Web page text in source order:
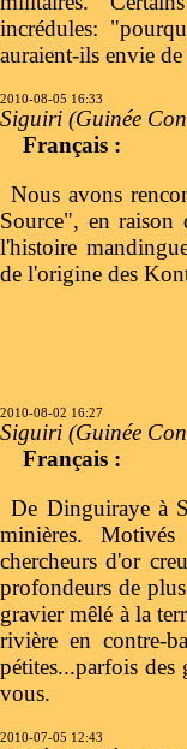
incrédules:
auraient-ils envie
2010-08-05 16:33
Siguiri (Guinée
Français :
Nous avons
Source", en raison
l'histoire
de l'origine des
2010-08-02 16:27
Siguiri (Guinée
Français :
De Dinguiraye à
minières.
chercheurs d'or
profondeurs de
gravier mêlé à la
rivière en contre-
pétites...parfois des
vous.
2010-07-05 12:43